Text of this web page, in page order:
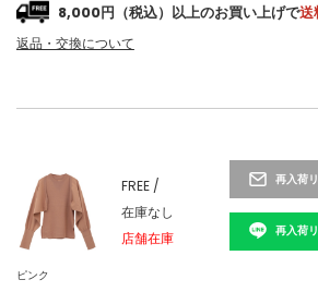
8,000円（税込）以上のお買い上げで送
返品・交換について
ピンク
FREE /
在庫なし
店舗在庫
再入荷
再入荷